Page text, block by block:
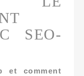
SEO-
et comment